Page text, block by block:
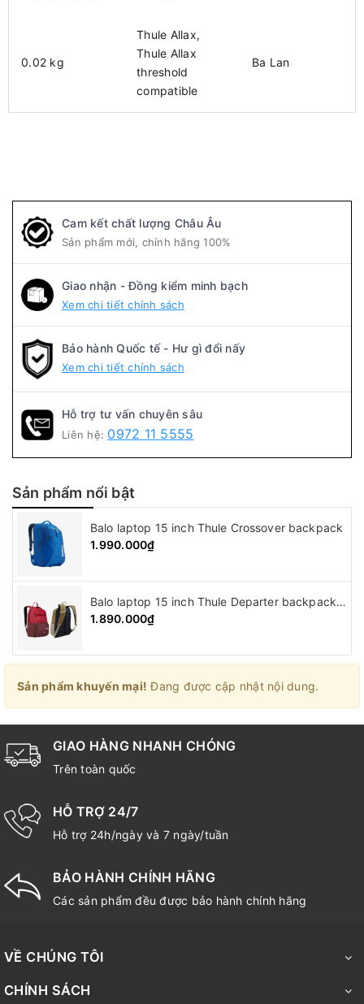
0.02 kg
Thule Allax,
Thule Allax
threshold
compatible
Ba Lan
Cam kết chất lượng Châu Âu
Sản phẩm mới, chính hãng 100%
Giao nhận - Đồng kiểm minh bạch
Xem chi tiết chính sách
Bảo hành Quốc tế - Hư gì đổi nấy
Xem chi tiết chính sách
Hỗ trợ tư vấn chuyên sâu
Liên hệ: 0972 11 5555
Sản phẩm nổi bật
Balo laptop 15 inch Thule Crossover backpack
1.990.000₫
Balo laptop 15 inch Thule Departer backpack ( 21L )
1.890.000₫
Sản phẩm khuyến mại! Đang được cập nhật nội dung.
GIAO HÀNG NHANH CHÓNG
Trên toàn quốc
HỖ TRỢ 24/7
Hỗ trợ 24h/ngày và 7 ngày/tuần
BẢO HÀNH CHÍNH HÃNG
Các sản phẩm đều được bảo hành chính hãng
VỀ CHÚNG TÔI
CHÍNH SÁCH